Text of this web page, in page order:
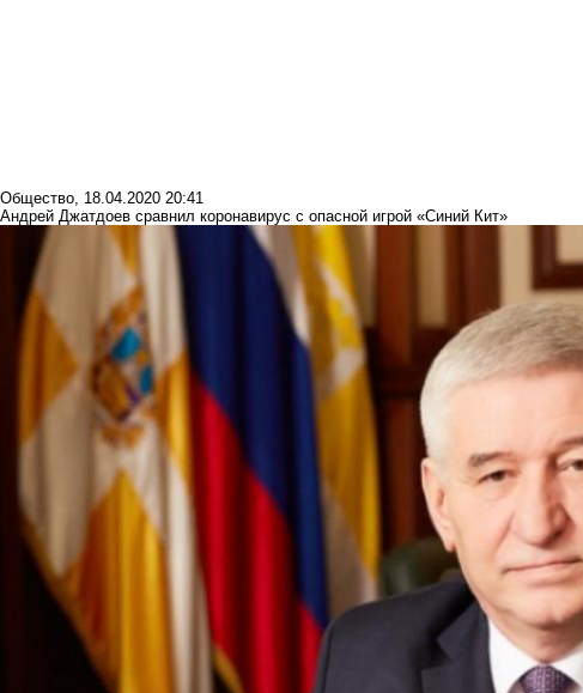
Общество, 18.04.2020 20:41
Андрей Джатдоев сравнил коронавирус с опасной игрой «Синий Кит»